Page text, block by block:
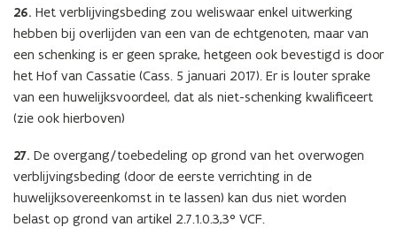
26. Het verblijvingsbeding zou weliswaar enkel uitwerking
hebben bij overlijden van een van de echtgenoten, maar van
een schenking is er geen sprake, hetgeen ook bevestigd is door
het Hof van Cassatie (Cass. 5 januari 2017). Er is louter sprake
van een huwelijksvoordeel, dat als niet-schenking kwalificeert
(zie ook hierboven)
27. De overgang/toebedeling op grond van het overwogen
verblijvingsbeding (door de eerste verrichting in de
huwelijksovereenkomst in te lassen) kan dus niet worden
belast op grond van artikel 2.7.1.0.3,3° VCF.